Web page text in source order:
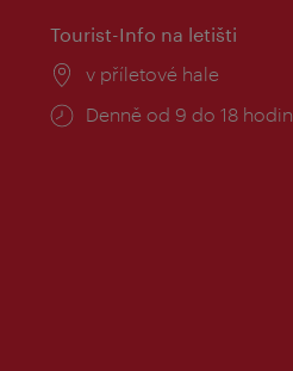
Tourist-Info na letišti
Místo:
v příletové hale
Provozní
Denně od 9 do 18 hodin